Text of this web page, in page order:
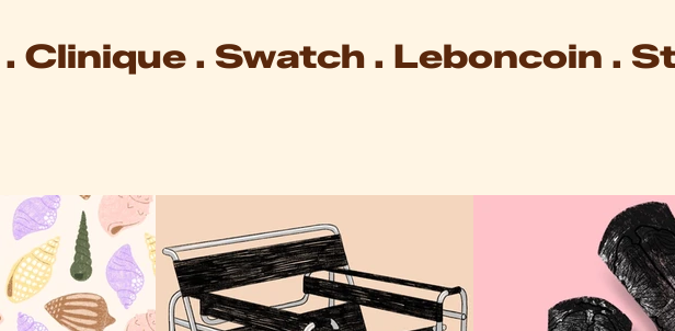
. Swatch . Leboncoin .